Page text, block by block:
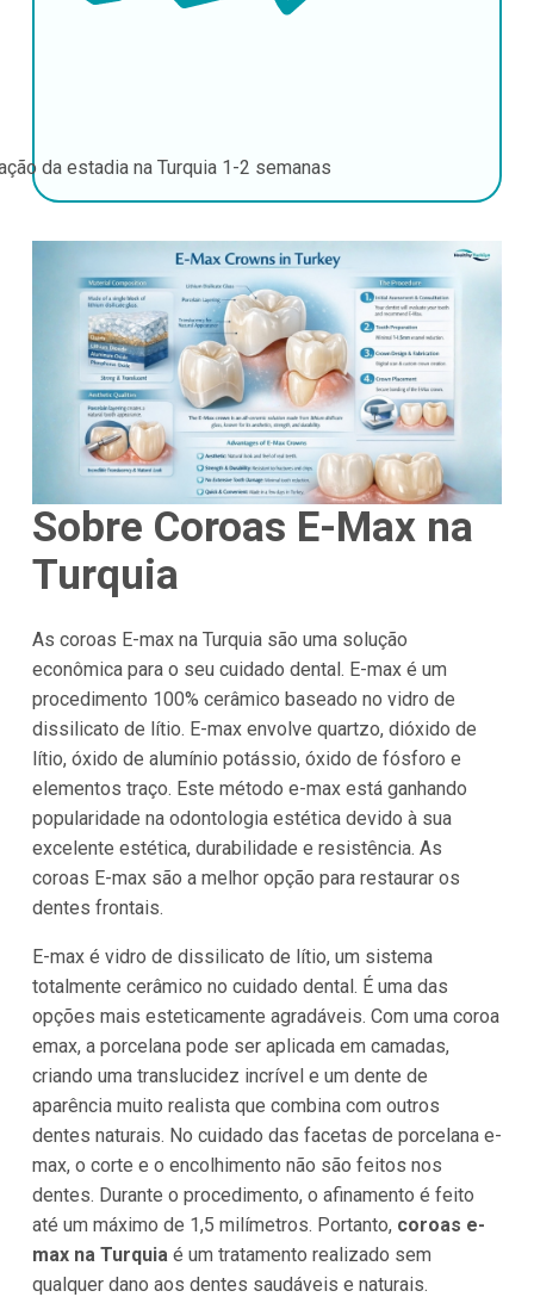
da estadia na Turquia 1-2 semanas
Sobre Coroas E-Max na
Turquia
As coroas E-max na Turquia são uma solução
econômica para o seu cuidado dental. E-max é um
procedimento 100% cerâmico baseado no vidro de
dissilicato de lítio. E-max envolve quartzo, dióxido de
lítio, óxido de alumínio potássio, óxido de fósforo e
elementos traço. Este método e-max está ganhando
popularidade na odontologia estética devido à sua
excelente estética, durabilidade e resistência. As
coroas E-max são a melhor opção para restaurar os
dentes frontais.
E-max é vidro de dissilicato de lítio, um sistema
totalmente cerâmico no cuidado dental. É uma das
opções mais esteticamente agradáveis. Com uma coroa
emax, a porcelana pode ser aplicada em camadas,
criando uma translucidez incrível e um dente de
aparência muito realista que combina com outros
dentes naturais. No cuidado das facetas de porcelana e-
max, o corte e o encolhimento não são feitos nos
dentes. Durante o procedimento, o afinamento é feito
até um máximo de 1,5 milímetros. Portanto, coroas e-
max na Turquiaé um tratamento realizado sem
qualquer dano aos dentes saudáveis e naturais.